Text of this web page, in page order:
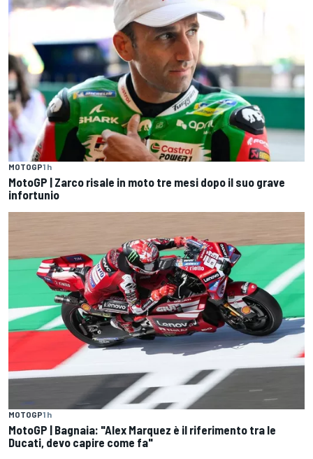
MOTOGP1 h
MotoGP | Zarco risale in moto tre mesi dopo il suo grave
infortunio
MOTOGP1 h
MotoGP | Bagnaia: "Alex Marquez è il riferimento tra le
Ducati, devo capire come fa"